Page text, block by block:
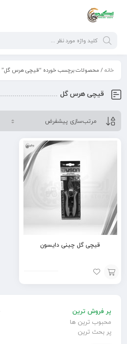
خانه / محصولات برچسب خورده “قیچی هرس گل”
قیچی هرس گل
قیچی گل چینی دایسون
افزودن
سبد
پر فروش ترین
محبوب ترین ها
پر بحث ترین